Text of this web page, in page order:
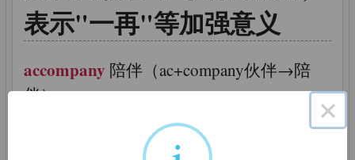
表示"一再"等加强意义
accompany 陪伴（ac+company伙伴→陪
伴）
加速（ac+celer速度→一再增加
×